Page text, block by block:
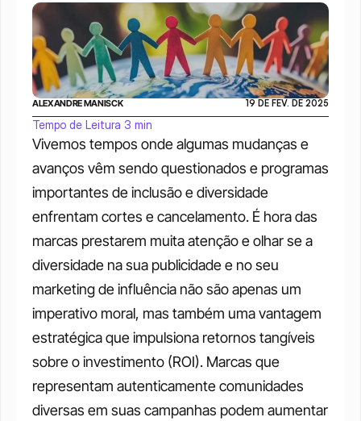
Vivemos tempos onde algumas mudanças e
avanços vêm sendo questionados e programas
importantes de inclusão e diversidade
enfrentam cortes e cancelamento. É hora das
marcas prestarem muita atenção e olhar se a
diversidade na sua publicidade e no seu
marketing de influência não são apenas um
imperativo moral, mas também uma vantagem
estratégica que impulsiona retornos tangíveis
sobre o investimento (ROI). Marcas que
representam autenticamente comunidades
diversas em suas campanhas podem aumentar
ALEXANDRE MANISCK 19 DE FEV. DE 2025
Tempo de Leitura 3 min